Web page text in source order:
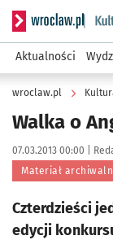
Serwis
Aktualności
wroclaw.pl
Walka o
Data publikacji:
07.03.2013 00:00 |
Materiał
Czterdzieści
edycji